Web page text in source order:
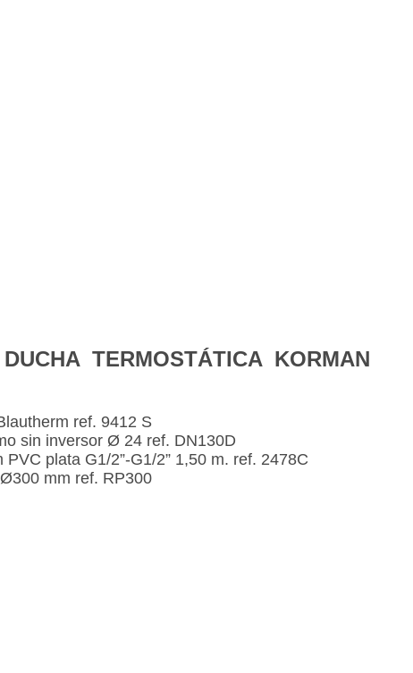
TERMOSTÁTICA KORMAN
ref. 9412 S
sin inversor Ø 24 ref. DN130D
PVC plata G1/2”-G1/2” 1,50 m. ref. 2478C
mm ref. RP300